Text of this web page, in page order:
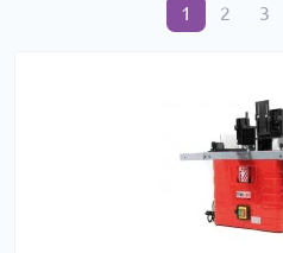
1 2 3